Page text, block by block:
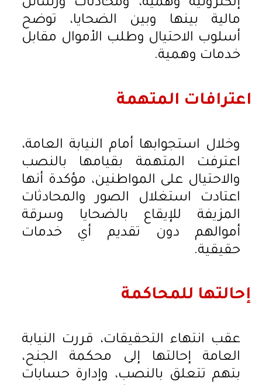
إلكترونية وهمية، ومحادثات ورسائل
مالية بينها وبين الضحايا، توضح
أسلوب الاحتيال وطلب الأموال مقابل
خدمات وهمية.
اعترافات المتهمة
وخلال استجوابها أمام النيابة العامة،
اعترفت المتهمة بقيامها بالنصب
والاحتيال على المواطنين، مؤكدة أنها
اعتادت استغلال الصور والمحادثات
المزيفة للإيقاع بالضحايا وسرقة
أموالهم دون تقديم أي خدمات
حقيقية.
إحالتها للمحاكمة
عقب انتهاء التحقيقات، قررت النيابة
العامة إحالتها إلى محكمة الجنح،
بتهم تتعلق بالنصب، وإدارة حسابات